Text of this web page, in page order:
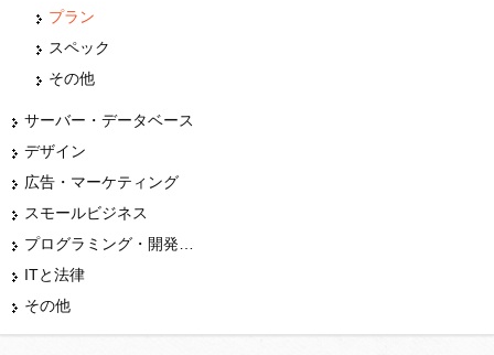
プラン
スペック
その他
サーバー・データベース
デザイン
広告・マーケティング
スモールビジネス
ITと法律
その他